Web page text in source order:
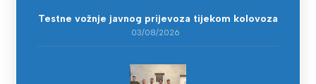
Testne vožnje javnog prijevoza tijekom kolovoza
03/08/2026